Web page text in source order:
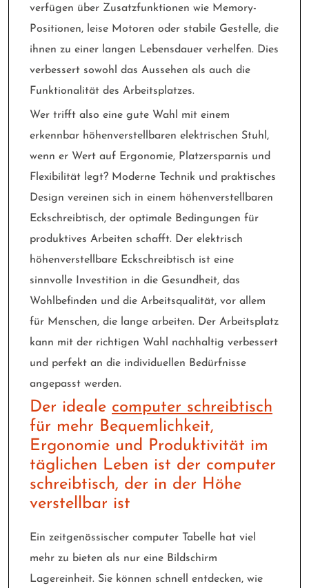
verfügen über Zusatzfunktionen wie Memory-
Positionen, leise Motoren oder stabile Gestelle, die
ihnen zu einer langen Lebensdauer verhelfen. Dies
verbessert sowohl das Aussehen als auch die
Funktionalität des Arbeitsplatzes.
Wer trifft also eine gute Wahl mit einem
erkennbar höhenverstellbaren elektrischen Stuhl,
wenn er Wert auf Ergonomie, Platzersparnis und
Flexibilität legt? Moderne Technik und praktisches
Design vereinen sich in einem höhenverstellbaren
Eckschreibtisch, der optimale Bedingungen für
produktives Arbeiten schafft. Der elektrisch
höhenverstellbare Eckschreibtisch ist eine
sinnvolle Investition in die Gesundheit, das
Wohlbefinden und die Arbeitsqualität, vor allem
für Menschen, die lange arbeiten. Der Arbeitsplatz
kann mit der richtigen Wahl nachhaltig verbessert
und perfekt an die individuellen Bedürfnisse
angepasst werden.
Der ideale computer schreibtisch
für mehr Bequemlichkeit,
Ergonomie und Produktivität im
täglichen Leben ist der computer
schreibtisch, der in der Höhe
verstellbar ist
Ein zeitgenössischer computer Tabelle hat viel
mehr zu bieten als nur eine Bildschirm
Lagereinheit. Sie können schnell entdecken, wie